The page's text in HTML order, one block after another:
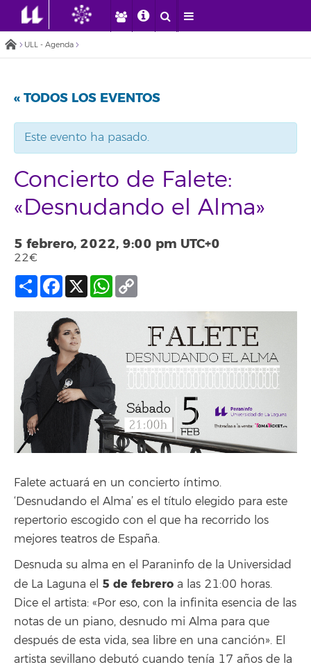
ULL - Agenda
« TODOS LOS EVENTOS
Este evento ha pasado.
Concierto de Falete:
«Desnudando el Alma»
5 febrero, 2022, 9:00 pm UTC+0
22€
Compartir
Facebook
X WhatsApp
Falete actuará en un concierto íntimo.
‘Desnudando el Alma’ es el título elegido para este
repertorio escogido con el que ha recorrido los
mejores teatros de España.
Desnuda su alma en el Paraninfo de la Universidad
de La Laguna el 5 de febrero a las 21:00 horas.
Dice el artista: «Por eso, con la infinita esencia de las
notas de un piano, desnudo mi Alma para que
después de esta vida, sea libre en una canción». El
artista sevillano debutó cuando tenía 17 años de la